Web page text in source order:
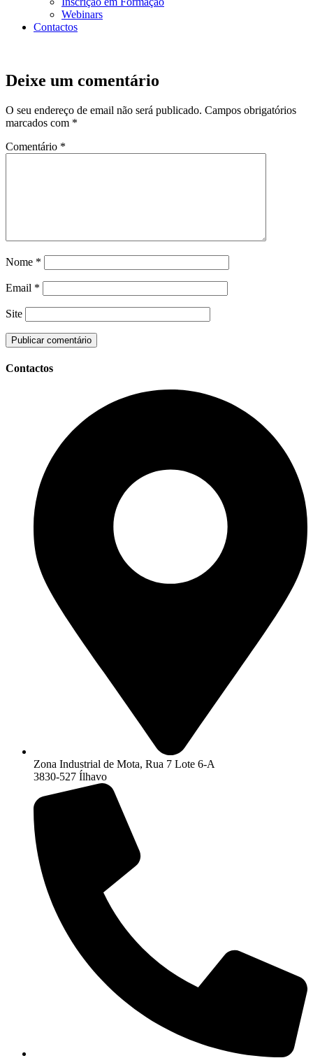
Webinars
Contactos
Deixe um comentário
O seu endereço de email não será publicado. Campos obrigatórios
marcados com *
Comentário *
Nome *
Email *
Site
Contactos
Zona Industrial de Mota, Rua 7 Lote 6-A
3830-527 Ílhavo